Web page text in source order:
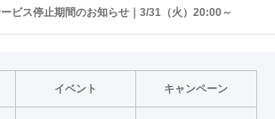
ビス停止期間のお知らせ｜3/31（火）20:00～
イベント キャンペーン